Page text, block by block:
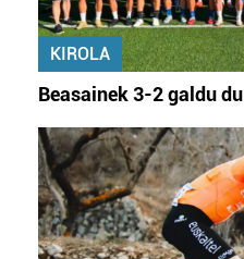
KIROLA
Beasainek 3-2 galdu